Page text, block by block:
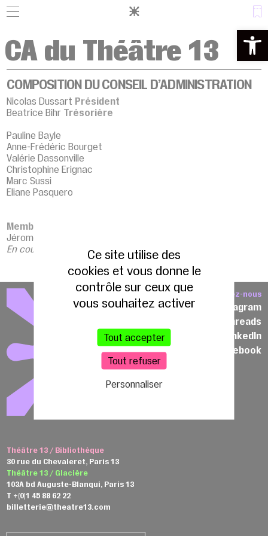
Ouvrir
CA du Théâtre 13
COMPOSITION DU CONSEIL D’ADMINISTRATION
Nicolas Dussart Président
Beatrice Bihr Trésorière
Pauline Bayle
Anne-Frédéric Bourget
Valérie Dassonville
Christophine Erignac
Marc Sussi
Eliane Pasquero
Membres de droit
Jérome Coumet
En cours
Théâtre 13 / Bibliothèque
30 rue du Chevaleret, Paris 13
Théâtre 13 / Glacière
103A bd Auguste-Blanqui, Paris 13
T +(0)1 45 88 62 22
billetterie@theatre13.com
Suivez-nous
Instagram
Threads
LinkedIn
Facebook
Panneau de gestion des cookies
Ce site utilise des
cookies et vous donne le
contrôle sur ceux que
vous souhaitez activer
Tout accepter
Tout refuser
Personnaliser